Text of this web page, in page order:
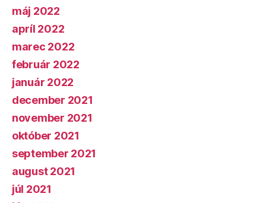
máj 2022
apríl 2022
marec 2022
február 2022
január 2022
december 2021
november 2021
október 2021
september 2021
august 2021
júl 2021